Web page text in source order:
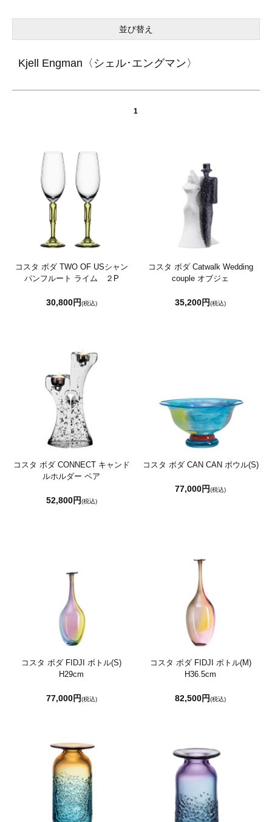
並び替え
Kjell Engman〈シェル･エングマン〉
1
コスタ ボダ TWO OF USシャン
パンフルート ライム ２P
30,800円(税込)
コスタ ボダ Catwalk Wedding
couple オブジェ
35,200円(税込)
コスタ ボダ CONNECT キャンド
ルホルダー ペア
52,800円(税込)
コスタ ボダ CAN CAN ボウル(S)
77,000円(税込)
コスタ ボダ FIDJI ボトル(S)
H29cm
77,000円(税込)
コスタ ボダ FIDJI ボトル(M)
H36.5cm
82,500円(税込)